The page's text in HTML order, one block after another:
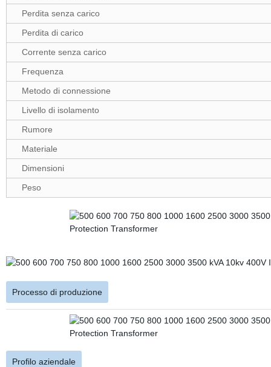
Perdita senza carico
Perdita di carico
Corrente senza carico
Frequenza
Metodo di connessione
Livello di isolamento
Rumore
Materiale
Dimensioni
Peso
Processo di produzione
Profilo aziendale